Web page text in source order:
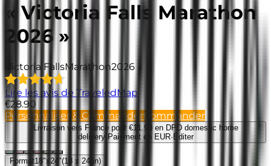
« Victoria Falls Marathon
2026 »
Victoria FallsMarathon2026
Lire les avis de TraveledMap
€28.90
Personnaliser & CommanderCommander
Livraison vers France pour €11.90 en DPD domestic home
delivery Paiement en EUR· Editer
Format18"x24"(18 x 24 in)